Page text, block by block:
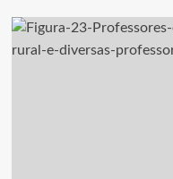
PROFESSORES
DE
MANAUS